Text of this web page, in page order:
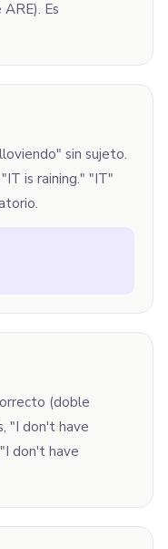
Es
sin sujeto.
is raining." "IT"
(doble
"I don't have
don't have